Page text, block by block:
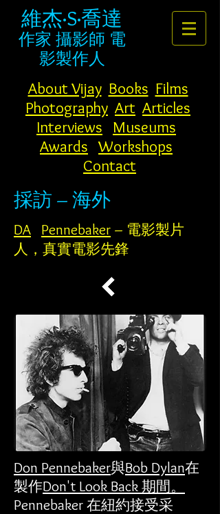
維杰·S·喬達
作家 攝影師 電
影製作人
About Vijay Books Films
Photography Art Articles
Interviews
Museums
Awards Workshops
Contact
採訪 – 海外
DA Pennebaker – 電影製片
人，真實電影先鋒
Don Pennebaker與Bob Dylan在
製作Don't Look Back 期間。
Pennebaker 在紐約接受采